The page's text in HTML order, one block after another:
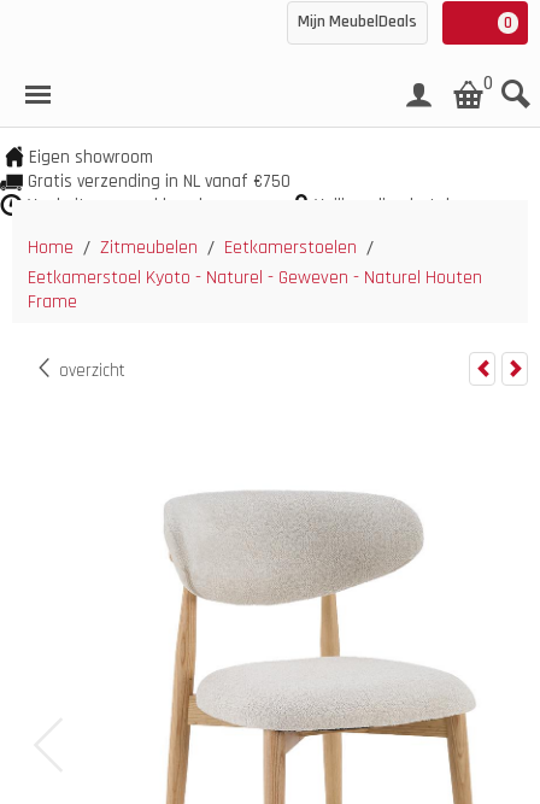
0
Mijn MeubelDeals
0
Eigen showroom
Gratis verzending in NL vanaf €750
Veel uit voorraad leverbaar
Veilig online betalen
Home / Zitmeubelen / Eetkamerstoelen /
Eetkamerstoel Kyoto - Naturel - Geweven - Naturel Houten
Frame
overzicht